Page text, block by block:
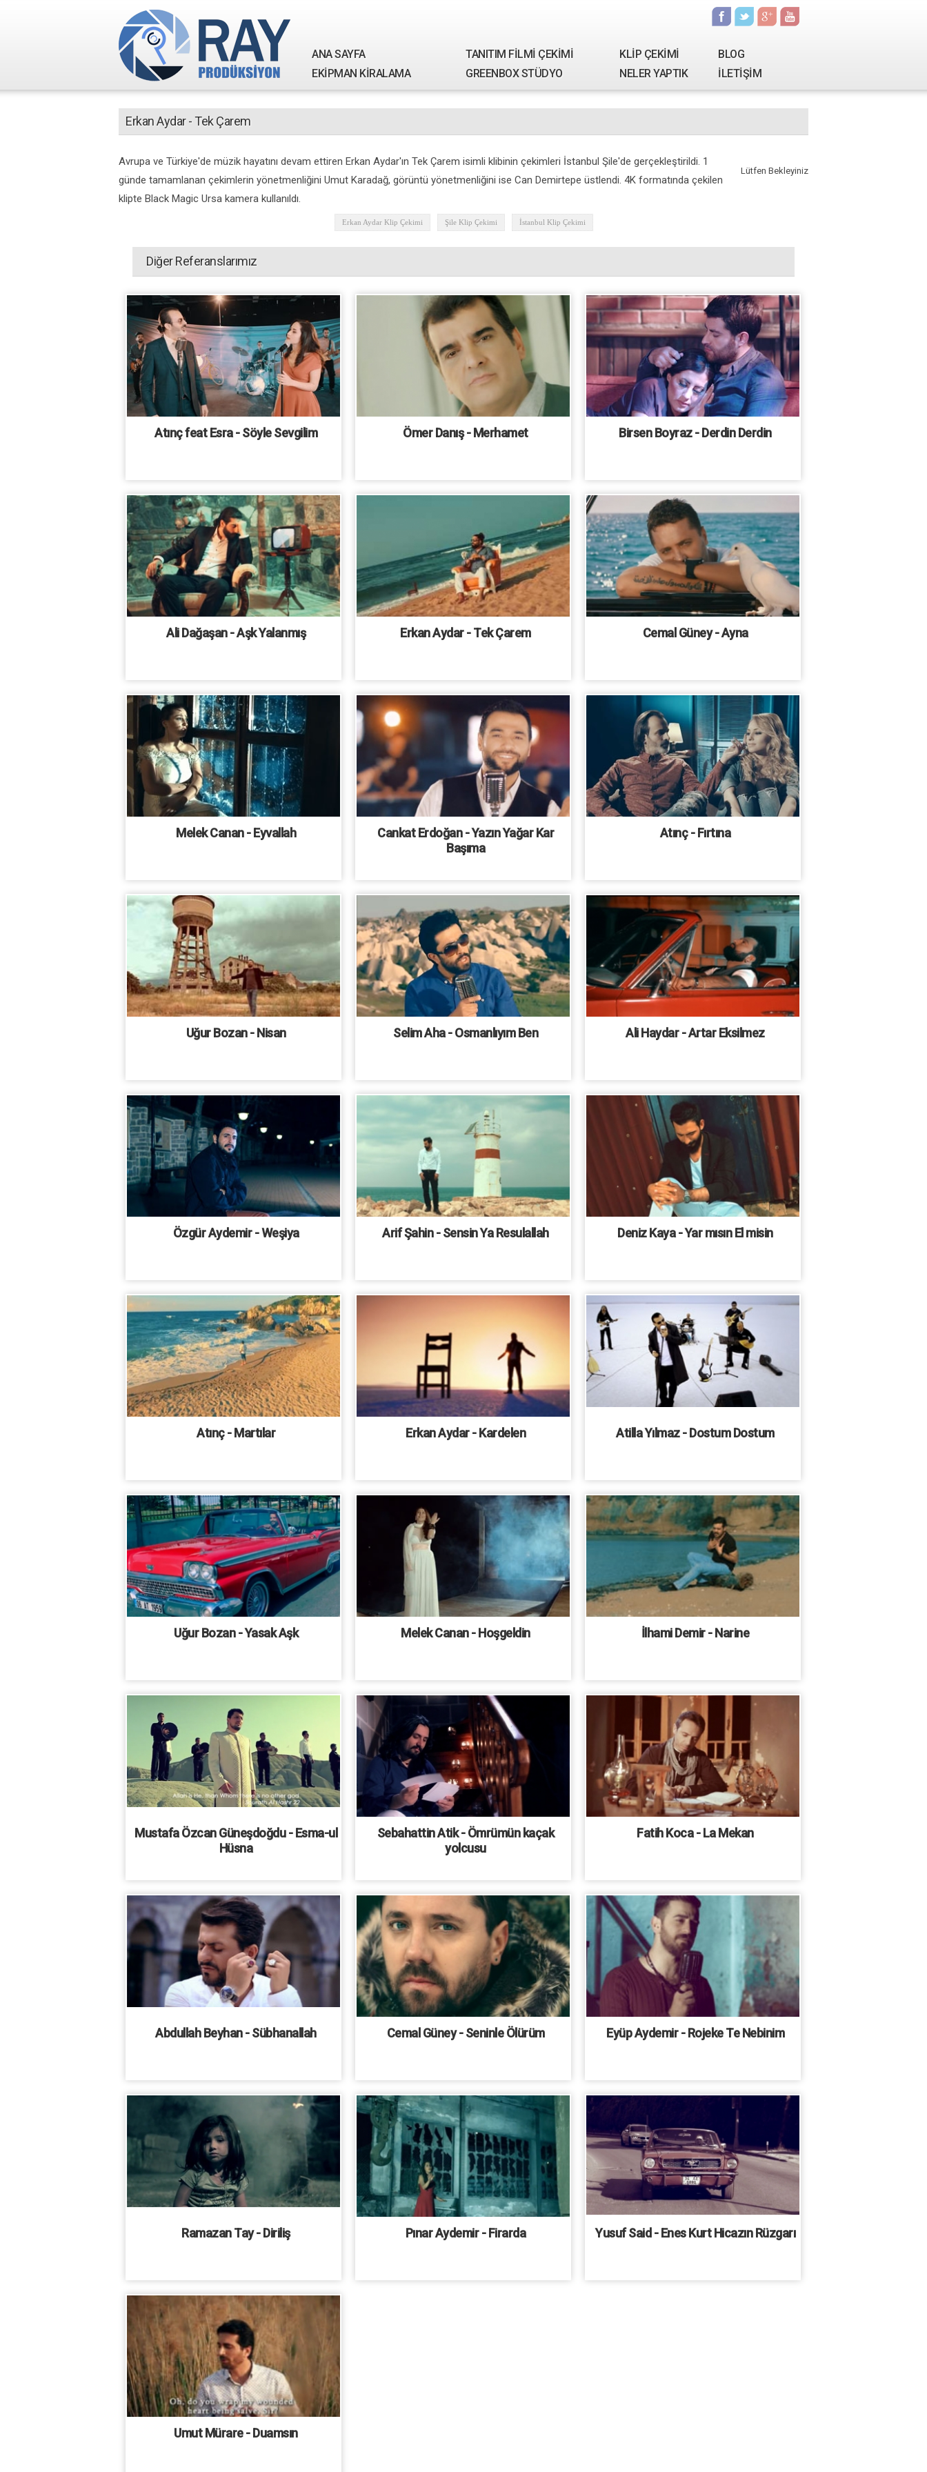
ANA SAYFA TANITIM FİLMİ ÇEKİMİ KLİP ÇEKİMİ
BLOG
EKİPMAN KİRALAMA
GREENBOX STÜDYO NELER YAPTIK İLETİŞİM
Erkan Aydar - Tek Çarem
Lütfen Bekleyiniz
Avrupa ve Türkiye'de müzik hayatını devam ettiren Erkan Aydar'ın Tek Çarem isimli klibinin çekimleri İstanbul Şile'de gerçekleştirildi. 1
günde tamamlanan çekimlerin yönetmenliğini Umut Karadağ, görüntü yönetmenliğini ise Can Demirtepe üstlendi. 4K formatında çekilen
klipte Black Magic Ursa kamera kullanıldı.
Erkan Aydar Klip Çekimi Şile Klip Çekimi İstanbul Klip Çekimi
Diğer Referanslarımız
Atınç feat Esra - Söyle Sevgilim Ömer Danış - Merhamet Birsen Boyraz - Derdin Derdin
Ali Dağaşan - Aşk Yalanmış Erkan Aydar - Tek Çarem Cemal Güney - Ayna
Melek Canan - Eyvallah
Cankat Erdoğan - Yazın Yağar Kar
Başıma
Atınç - Fırtına
Uğur Bozan - Nisan Selim Aha - Osmanlıyım Ben Ali Haydar - Artar Eksilmez
Özgür Aydemir - Weşiya Arif Şahin - Sensin Ya Resulallah Deniz Kaya - Yar mısın El misin
Atınç - Martılar Erkan Aydar - Kardelen Atilla Yılmaz - Dostum Dostum
Uğur Bozan - Yasak Aşk Melek Canan - Hoşgeldin İlhami Demir - Narine
Mustafa Özcan Güneşdoğdu - Esma-ul
Hüsna
Sebahattin Atik - Ömrümün kaçak
yolcusu
Fatih Koca - La Mekan
Abdullah Beyhan - Sübhanallah Cemal Güney - Seninle Ölürüm Eyüp Aydemir - Rojeke Te Nebinim
Ramazan Tay - Diriliş Pınar Aydemir - Firarda Yusuf Said - Enes Kurt Hicazın Rüzgarı
Umut Mürare - Duamsın